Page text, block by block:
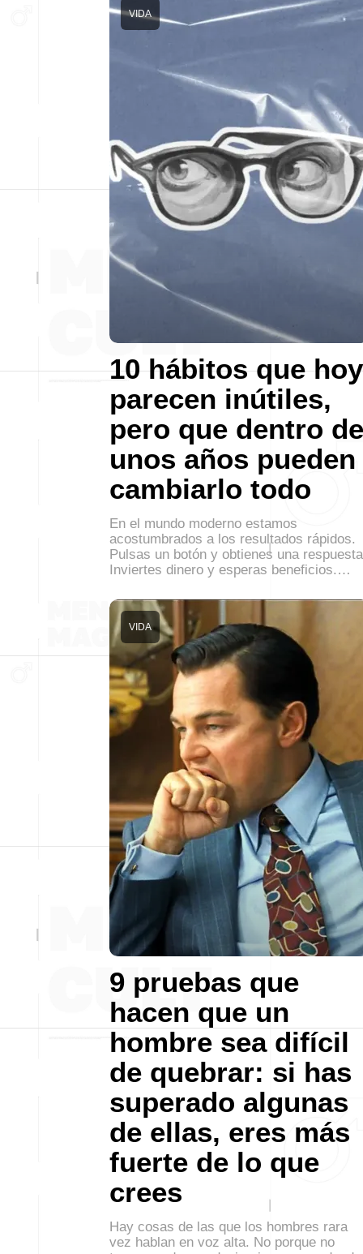
10 hábitos que hoy
parecen inútiles,
pero que dentro de
unos años pueden
cambiarlo todo
VIDA
En el mundo moderno estamos
acostumbrados a los resultados rápidos.
Pulsas un botón y obtienes una
Inviertes dinero y esperas beneficios.…
9 pruebas que
hacen que un
hombre sea difícil
de quebrar: si has
superado algunas
de ellas, eres más
fuerte de lo que
crees
VIDA
Hay cosas de las que los hombres rara
vez hablan en voz alta. No porque no